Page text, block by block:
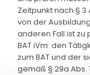
Zeitpunkt nach § 3
von der
anderen Fall ist zu
BAT iVm. den
zum BAT und der
gemäß § 29a Abs.